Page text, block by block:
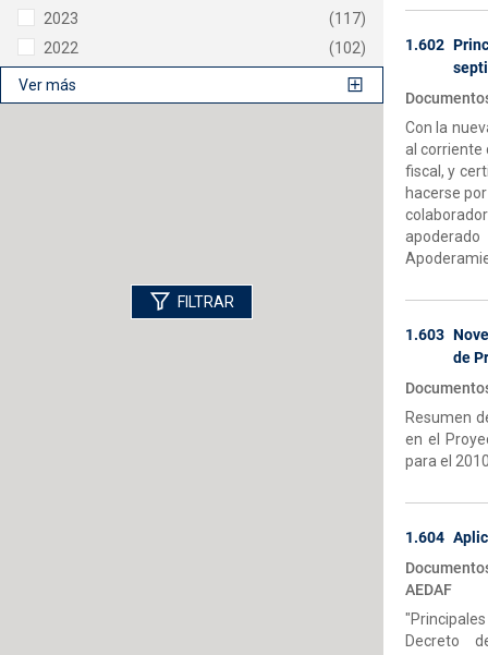
2023
(117)
2022
(102)
Ver más
FILTRAR
1.602
Con la
al corriente
fiscal, y
hacerse
1.603
de
Resumen
en el
para el
1.604
AEDAF
Decreto